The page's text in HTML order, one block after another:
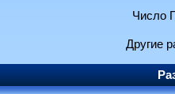
Число
Другие